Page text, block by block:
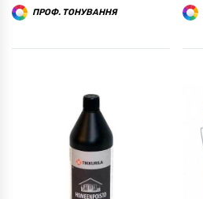
ПРОФ. ТОНУВАННЯ